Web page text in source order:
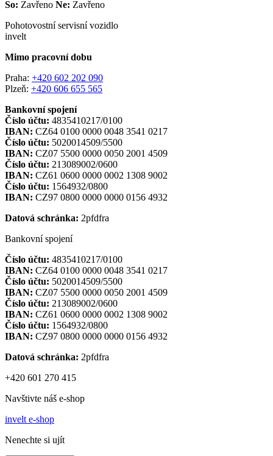
So: Zavřeno Ne: Zavřeno
Pohotovostní servisní vozidlo
invelt
Mimo pracovní dobu
Praha: +420 602 202 090
Plzeň: +420 606 655 565
Bankovní spojení
Číslo účtu: 4835410217/0100
IBAN: CZ64 0100 0000 0048 3541 0217
Číslo účtu: 5020014509/5500
IBAN: CZ07 5500 0000 0050 2001 4509
Číslo účtu: 213089002/0600
IBAN: CZ61 0600 0000 0002 1308 9002
Číslo účtu: 1564932/0800
IBAN: CZ97 0800 0000 0000 0156 4932
Datová schránka: 2pfdfra
Bankovní spojení
Číslo účtu: 4835410217/0100
IBAN: CZ64 0100 0000 0048 3541 0217
Číslo účtu: 5020014509/5500
IBAN: CZ07 5500 0000 0050 2001 4509
Číslo účtu: 213089002/0600
IBAN: CZ61 0600 0000 0002 1308 9002
Číslo účtu: 1564932/0800
IBAN: CZ97 0800 0000 0000 0156 4932
Datová schránka: 2pfdfra
+420 601 270 415
Navštivte náš e-shop
invelt e-shop
Nenechte si ujít